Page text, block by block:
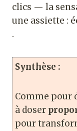
clics — la
une assiette :
.
Synthèse :
Comme pour
à doser
pour